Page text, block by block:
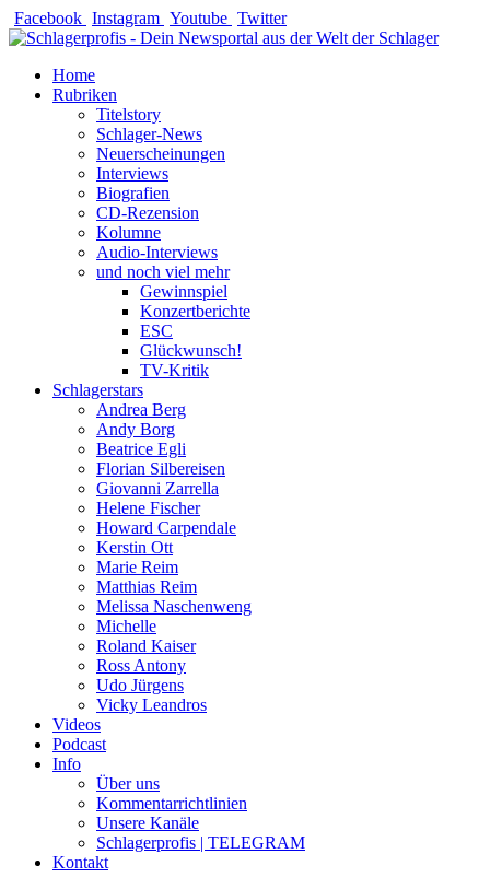
Zum
Inhalt
Facebook Instagram Youtube Twitter
Home
Rubriken
Titelstory
Schlager-News
Neuerscheinungen
Interviews
Biografien
CD-Rezension
Kolumne
Audio-Interviews
und noch viel mehr
Gewinnspiel
Konzertberichte
ESC
Glückwunsch!
TV-Kritik
Schlagerstars
Andrea Berg
Andy Borg
Beatrice Egli
Florian Silbereisen
Giovanni Zarrella
Helene Fischer
Howard Carpendale
Kerstin Ott
Marie Reim
Matthias Reim
Melissa Naschenweng
Michelle
Roland Kaiser
Ross Antony
Udo Jürgens
Vicky Leandros
Videos
Podcast
Info
Über uns
Kommentarrichtlinien
Unsere Kanäle
Schlagerprofis | TELEGRAM
Kontakt